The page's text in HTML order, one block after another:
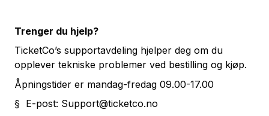
Trenger du hjelp?
TicketCo’s supportavdeling hjelper deg om du
opplever tekniske problemer ved bestilling og kjøp.
Åpningstider er mandag-fredag 09.00-17.00
§ E-post: Support@ticketco.no